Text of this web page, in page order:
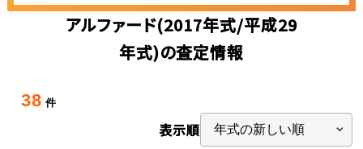
アルファード(2017年式/平成29
年式)の査定情報
38 件
表示順